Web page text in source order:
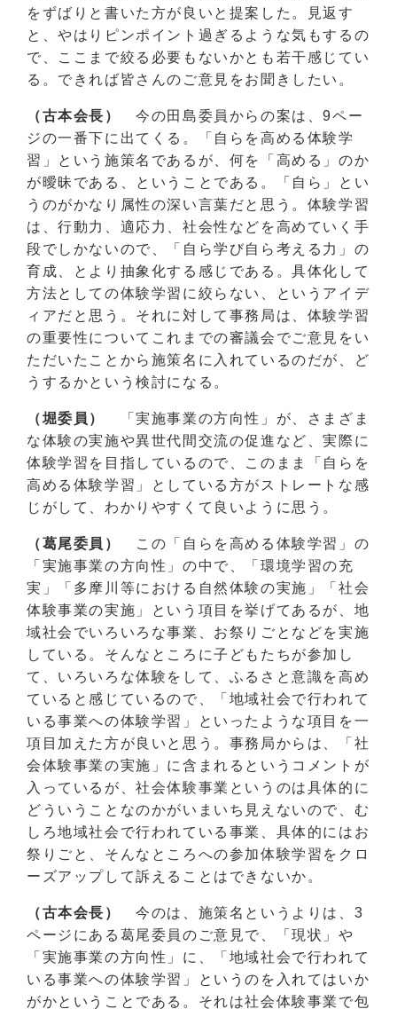
をずばりと書いた方が良いと提案した。見返す
と、やはりピンポイント過ぎるような気もするの
で、ここまで絞る必要もないかとも若干感じてい
る。できれば皆さんのご意見をお聞きしたい。
（古本会長）
今の田島委員からの案は、9ペー
ジの一番下に出てくる。「自らを高める体験学
習」という施策名であるが、何を「高める」のか
が曖昧である、ということである。「自ら」とい
うのがかなり属性の深い言葉だと思う。体験学習
は、行動力、適応力、社会性などを高めていく手
段でしかないので、「自ら学び自ら考える力」の
育成、とより抽象化する感じである。具体化して
方法としての体験学習に絞らない、というアイデ
ィアだと思う。それに対して事務局は、体験学習
の重要性についてこれまでの審議会でご意見をい
ただいたことから施策名に入れているのだが、ど
うするかという検討になる。
（堀委員）
「実施事業の方向性」が、さまざま
な体験の実施や異世代間交流の促進など、実際に
体験学習を目指しているので、このまま「自らを
高める体験学習」としている方がストレートな感
じがして、わかりやすくて良いように思う。
（葛尾委員）
この「自らを高める体験学習」の
「実施事業の方向性」の中で、「環境学習の充
実」「多摩川等における自然体験の実施」「社会
体験事業の実施」という項目を挙げてあるが、地
域社会でいろいろな事業、お祭りごとなどを実施
している。そんなところに子どもたちが参加し
て、いろいろな体験をして、ふるさと意識を高め
ていると感じているので、「地域社会で行われて
いる事業への体験学習」といったような項目を一
項目加えた方が良いと思う。事務局からは、「社
会体験事業の実施」に含まれるというコメントが
入っているが、社会体験事業というのは具体的に
どういうことなのかがいまいち見えないので、む
しろ地域社会で行われている事業、具体的にはお
祭りごと、そんなところへの参加体験学習をクロ
ーズアップして訴えることはできないか。
（古本会長）
今のは、施策名というよりは、3
ページにある葛尾委員のご意見で、「現状」や
「実施事業の方向性」に、「地域社会で行われて
いる事業への体験学習」というのを入れてはいか
がかということである。それは社会体験事業で包